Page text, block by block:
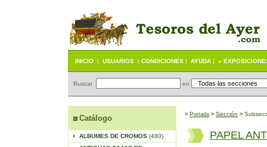
INICIO | USUARIOS | CONDICIONES | AYUDA | «
Buscar en
Catálogo
ALBUMES DE CROMOS (480)
> Portada > Sección >
PAPEL